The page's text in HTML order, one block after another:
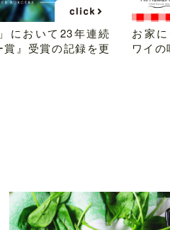
において23年連続
賞』受賞の記録を更
お家
ワイ